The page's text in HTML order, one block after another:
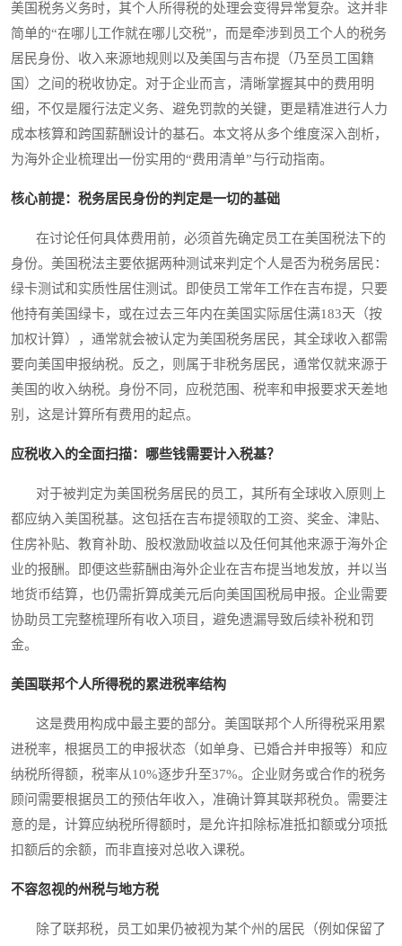
美国税务义务时，其个人所得税的处理会变得异常复杂。这并非
简单的“在哪儿工作就在哪儿交税”，而是牵涉到员工个人的税务
居民身份、收入来源地规则以及美国与吉布提（乃至员工国籍
国）之间的税收协定。对于企业而言，清晰掌握其中的费用明
细，不仅是履行法定义务、避免罚款的关键，更是精准进行人力
成本核算和跨国薪酬设计的基石。本文将从多个维度深入剖析，
为海外企业梳理出一份实用的“费用清单”与行动指南。
核心前提：税务居民身份的判定是一切的基础
在讨论任何具体费用前，必须首先确定员工在美国税法下的
身份。美国税法主要依据两种测试来判定个人是否为税务居民：
绿卡测试和实质性居住测试。即使员工常年工作在吉布提，只要
他持有美国绿卡，或在过去三年内在美国实际居住满183天（按
加权计算），通常就会被认定为美国税务居民，其全球收入都需
要向美国申报纳税。反之，则属于非税务居民，通常仅就来源于
美国的收入纳税。身份不同，应税范围、税率和申报要求天差地
别，这是计算所有费用的起点。
应税收入的全面扫描：哪些钱需要计入税基？
对于被判定为美国税务居民的员工，其所有全球收入原则上
都应纳入美国税基。这包括在吉布提领取的工资、奖金、津贴、
住房补贴、教育补助、股权激励收益以及任何其他来源于海外企
业的报酬。即便这些薪酬由海外企业在吉布提当地发放，并以当
地货币结算，也仍需折算成美元后向美国国税局申报。企业需要
协助员工完整梳理所有收入项目，避免遗漏导致后续补税和罚
金。
美国联邦个人所得税的累进税率结构
这是费用构成中最主要的部分。美国联邦个人所得税采用累
进税率，根据员工的申报状态（如单身、已婚合并申报等）和应
纳税所得额，税率从10%逐步升至37%。企业财务或合作的税务
顾问需要根据员工的预估年收入，准确计算其联邦税负。需要注
意的是，计算应纳税所得额时，是允许扣除标准抵扣额或分项抵
扣额后的余额，而非直接对总收入课税。
不容忽视的州税与地方税
除了联邦税，员工如果仍被视为某个州的居民（例如保留了